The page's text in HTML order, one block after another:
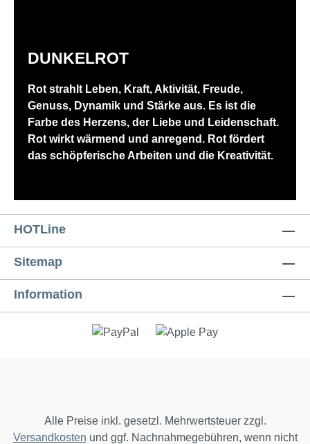
DUNKELROT
Rot strahlt Leben, Kraft, Aktivität, Freude,
Genuss, Dynamik und Stärke aus. Es ist die
Farbe des Herzens, der Liebe und Leidenschaft.
Rot wirkt wärmend und anregend. Rot fördert
das schöpferische Arbeiten und die Kreativität.
HOTLine
Sitemap
Information
Alle Preise inkl. gesetzl. Mehrwertsteuer zzgl.
Versandkosten und ggf. Nachnahmegebühren, wenn nicht